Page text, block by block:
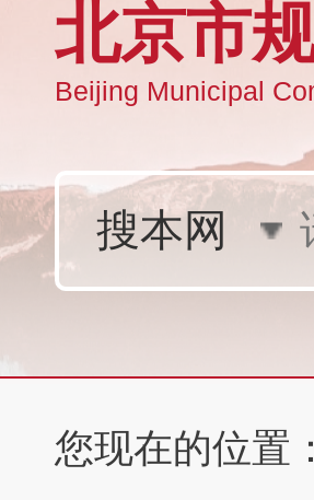
您现在的位置：